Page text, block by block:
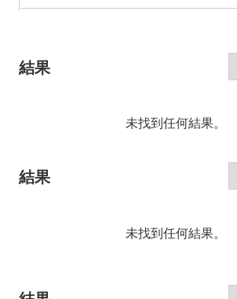
結果
未找到任何結果。
結果
未找到任何結果。